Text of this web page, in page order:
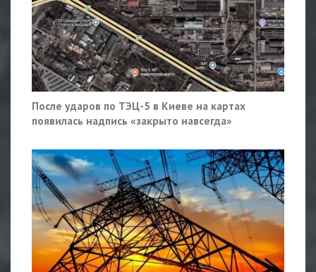
После ударов по ТЭЦ-5 в Киеве на картах
появилась надпись «закрыто навсегда»